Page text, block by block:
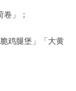
」；
鸡腿堡」「大黄